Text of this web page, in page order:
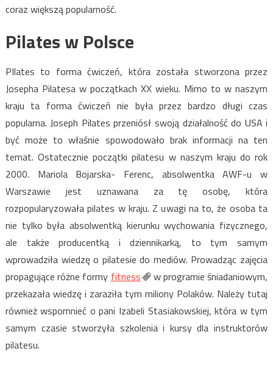
coraz większą popularność.
Pilates w Polsce
PIlates to forma ćwiczeń, która została stworzona przez
Josepha Pilatesa w początkach XX wieku. Mimo to w naszym
kraju ta forma ćwiczeń nie była przez bardzo długi czas
popularna. Joseph Pilates przeniósł swoją działalność do USA i
być może to właśnie spowodowało brak informacji na ten
temat. Ostatecznie początki pilatesu w naszym kraju do rok
2000. Mariola Bojarska- Ferenc, absolwentka AWF-u w
Warszawie jest uznawana za tę osobę, która
rozpopularyzowała pilates w kraju. Z uwagi na to, że osoba ta
nie tylko była absolwentką kierunku wychowania fizycznego,
ale także producentką i dziennikarką, to tym samym
wprowadziła wiedzę o pilatesie do mediów. Prowadząc zajęcia
propagujące różne formy fitness
w programie śniadaniowym,
przekazała wiedzę i zaraziła tym miliony Polaków. Należy tutaj
również wspomnieć o pani Izabeli Stasiakowskiej, która w tym
samym czasie stworzyła szkolenia i kursy dla instruktorów
pilatesu.